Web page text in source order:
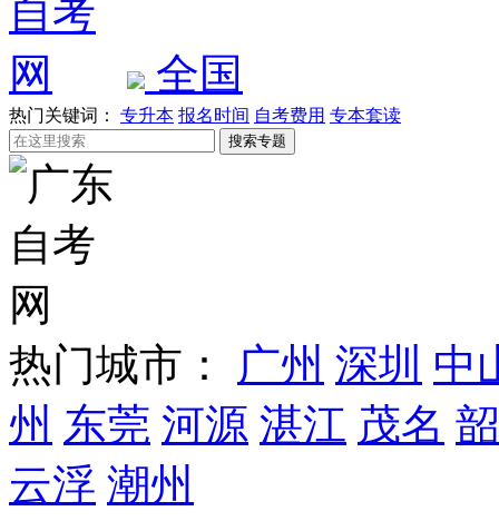
全国
热门关键词： 专升本 报名时间 自考费用 专本套读
热门城市： 广州 深圳 中
州 东莞 河源 湛江 茂名
云浮 潮州